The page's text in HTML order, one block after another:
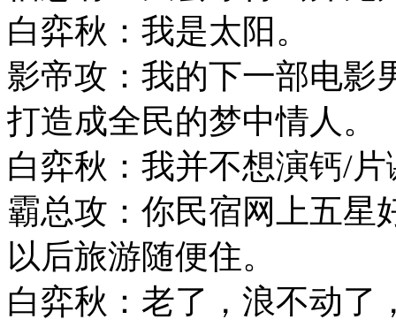
白弈秋：我是太阳。
影帝攻：我的下一部电影
打造成全民的梦中情人。
白弈秋：我并不想演钙/片
霸总攻：你民宿网上五星
以后旅游随便住。
白弈秋：老了，浪不动了